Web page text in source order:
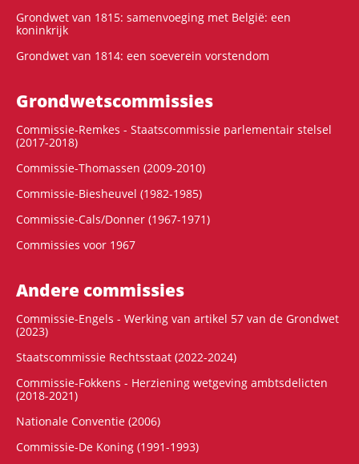
Grondwet van 1815: samenvoeging met België: een
koninkrijk
Grondwet van 1814: een soeverein vorstendom
Grondwets­commissies
Commissie-Remkes - Staatscommissie parlementair stelsel
(2017-2018)
Commissie-Thomassen (2009-2010)
Commissie-Biesheuvel (1982-1985)
Commissie-Cals/Donner (1967-1971)
Commissies voor 1967
Andere commissies
Commissie-Engels - Werking van artikel 57 van de Grondwet
(2023)
Staatscommissie Rechtsstaat (2022-2024)
Commissie-Fokkens - Herziening wetgeving ambtsdelicten
(2018-2021)
Nationale Conventie (2006)
Commissie-De Koning (1991-1993)